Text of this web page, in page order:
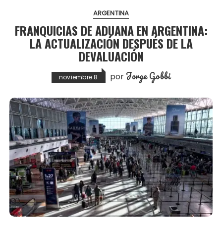
ARGENTINA
FRANQUICIAS DE ADUANA EN ARGENTINA:
LA ACTUALIZACIÓN DESPUÉS DE LA
DEVALUACIÓN
noviembre 8 por Jorge Gobbi